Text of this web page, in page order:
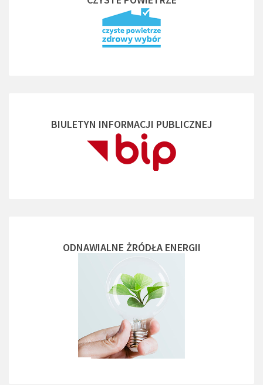
BIULETYN INFORMACJI PUBLICZNEJ
ODNAWIALNE ŻRÓDŁA ENERGII